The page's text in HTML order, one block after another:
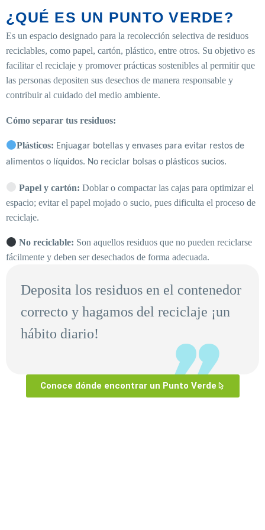
¿QUÉ ES UN PUNTO VERDE?
Es un espacio designado para la recolección selectiva de residuos
reciclables, como papel, cartón, plástico, entre otros. Su objetivo es
facilitar el reciclaje y promover prácticas sostenibles al permitir que
las personas depositen sus desechos de manera responsable y
contribuir al cuidado del medio ambiente.
Cómo separar tus residuos:
Plásticos: Enjuagar botellas y envases para evitar restos de
alimentos o líquidos. No reciclar bolsas o plásticos sucios.
Papel y cartón: Doblar o compactar las cajas para optimizar el
espacio; evitar el papel mojado o sucio, pues dificulta el proceso de
reciclaje.
No reciclable: Son aquellos residuos que no pueden reciclarse
fácilmente y deben ser desechados de forma adecuada.
Deposita los residuos en el contenedor
correcto y hagamos del reciclaje ¡un
hábito diario!
Conoce dónde encontrar un Punto Verde